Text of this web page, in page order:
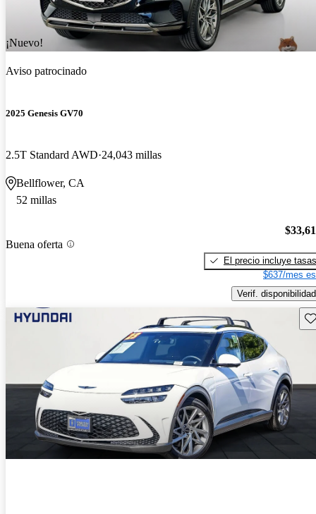
¡Nuevo!
Aviso patrocinado
2025 Genesis GV70
2.5T Standard AWD 24,043 millas
Bellflower, CA
52 millas
Buena oferta
El precio incluye tasas
$637/mes
Verif. disponibilidad